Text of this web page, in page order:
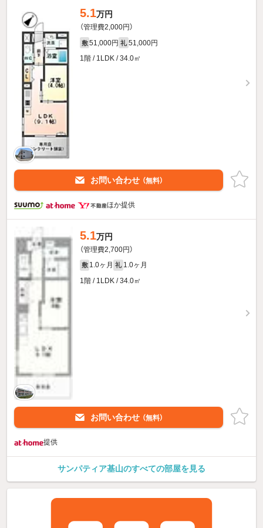
5.1万円
（管理費2,000円）
敷 51,000円 礼 51,000円
1階 / 1LDK / 34.0㎡
お問い合わせ （無料）
ほか提供
5.1万円
（管理費2,700円）
敷 1.0ヶ月 礼 1.0ヶ月
1階 / 1LDK / 34.0㎡
お問い合わせ （無料）
提供
サンパティア基山のすべての部屋を見る